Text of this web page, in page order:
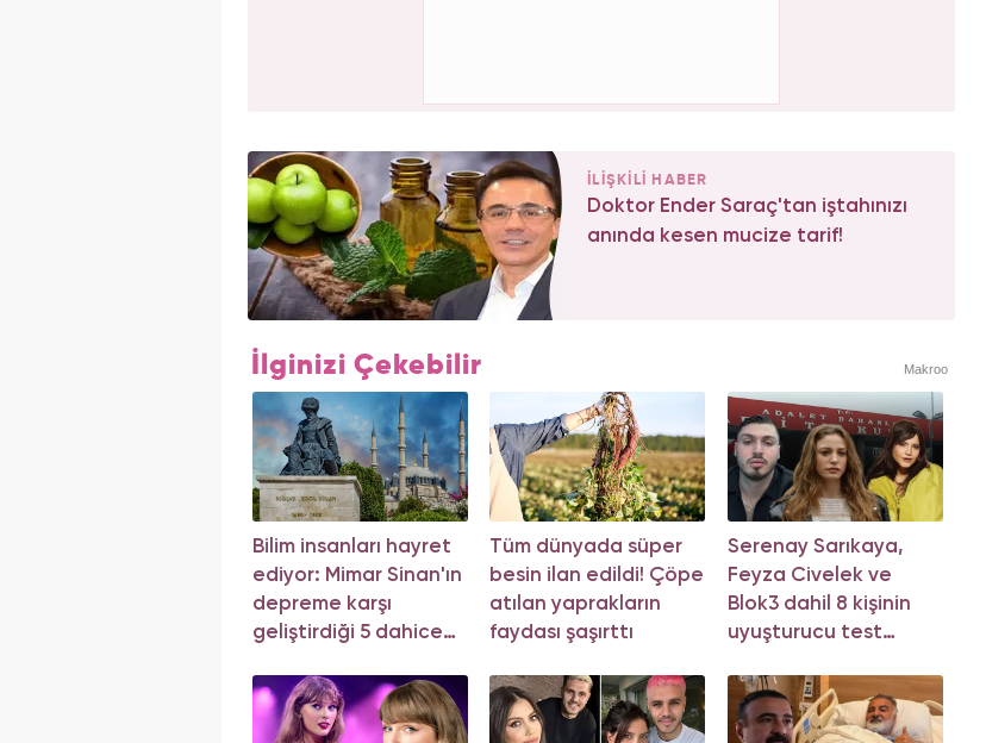
İLİŞKİLİ HABER
Doktor Ender Saraç'tan iştahınızı
anında kesen mucize tarif!
İlginizi Çekebilir Makroo
Bilim insanları hayret
ediyor: Mimar Sinan'ın
depreme karşı
geliştirdiği 5 dahice
Tüm dünyada süper
besin ilan edildi! Çöpe
atılan yaprakların
faydası şaşırttı
Serenay Sarıkaya,
Feyza Civelek ve
Blok3 dahil 8 kişinin
uyuşturucu test